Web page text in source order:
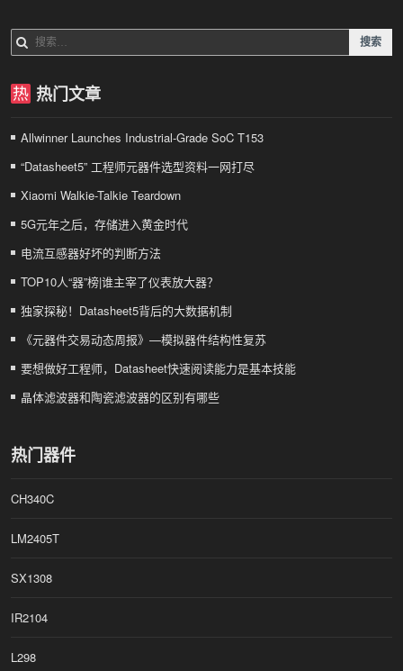
搜
索：
热门文章
Allwinner Launches Industrial-Grade SoC T153
“Datasheet5” 工程师元器件选型资料一网打尽
Xiaomi Walkie-Talkie Teardown
5G元年之后，存储进入黄金时代
电流互感器好坏的判断方法
TOP10人“器”榜|谁主宰了仪表放大器？
独家探秘！Datasheet5背后的大数据机制
《元器件交易动态周报》—模拟器件结构性复苏
要想做好工程师，Datasheet快速阅读能力是基本技能
晶体滤波器和陶瓷滤波器的区别有哪些
热门器件
CH340C
LM2405T
SX1308
IR2104
L298